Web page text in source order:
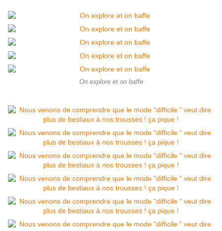
On explore et on baffe